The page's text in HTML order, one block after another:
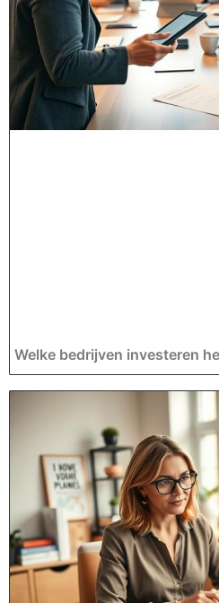
Welke bedrijven investeren